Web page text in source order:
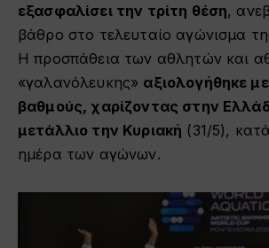
εξασφαλίσει την τρίτη θέση,
βάθρο στο τελευταίο αγώνισμα
Η προσπάθεια των αθλητών και
«γαλανόλευκης» αξιολογήθηκε
βαθμούς, χαρίζοντας στην
μετάλλιο την Κυριακή (31/5),
ημέρα των αγώνων.